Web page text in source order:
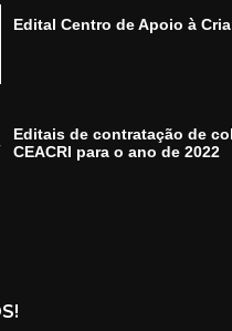
Edital Centro de Apoio à
Editais de contratação de
CEACRI para o ano de 2022